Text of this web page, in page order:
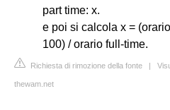
part time: x.
e poi si calcola x =
100) / orario full-time.
Richiesta di rimozione della fonte |
thewam.net